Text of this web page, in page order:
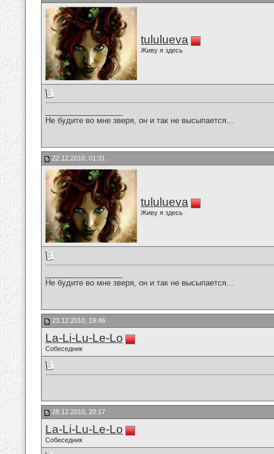
tululueva
Живу я здесь
Не будите во мне зверя, он и так не высыпается...
22.12.2010, 01:31
tululueva
Живу я здесь
Не будите во мне зверя, он и так не высыпается...
23.12.2010, 19:46
La-Li-Lu-Le-Lo
Собеседник
28.12.2010, 20:17
La-Li-Lu-Le-Lo
Собеседник